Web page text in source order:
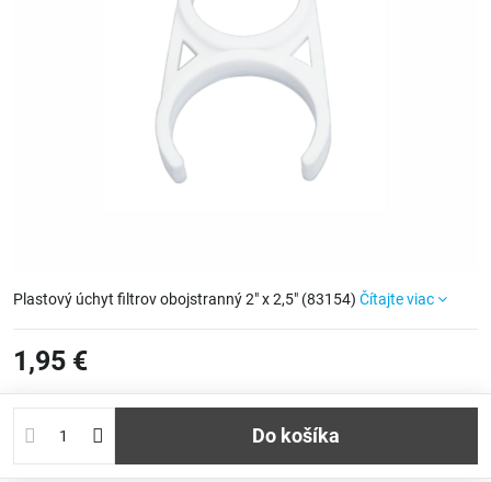
Plastový úchyt filtrov obojstranný 2" x 2,5" (83154) Čítajte viac
1,95 €
Do košíka